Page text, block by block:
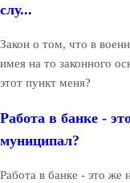
слу...
Закон о том, что в
имея на то законного
этот пункт меня?
Работа в банке -
муниципал?
Работа в банке - это же